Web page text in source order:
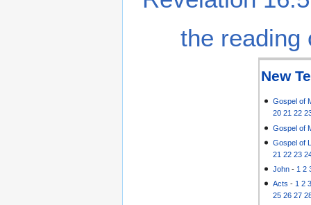
the reading
New
Gospel of
20 21 22
Gospel of
Gospel of
21 22 23
John - 1 2
Acts - 1 2
25 26 27